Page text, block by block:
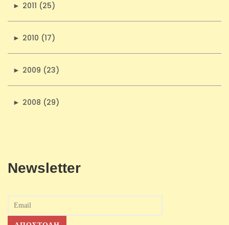
► 2011 (25)
► 2010 (17)
► 2009 (23)
► 2008 (29)
Newsletter